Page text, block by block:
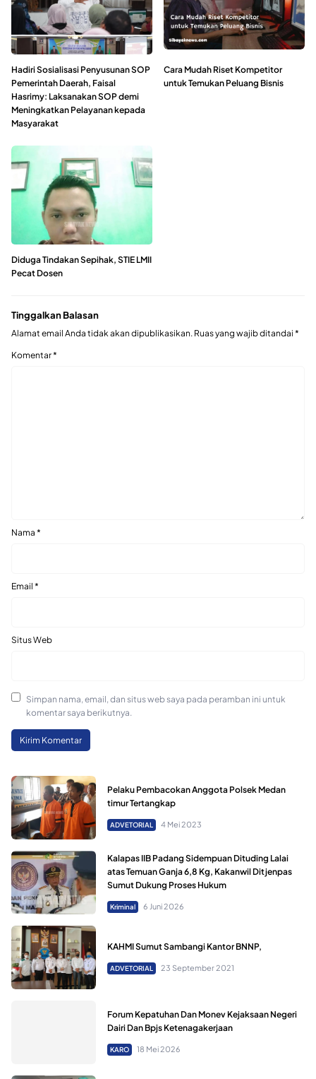
Hadiri Sosialisasi Penyusunan SOP
Pemerintah Daerah, Faisal
Hasrimy: Laksanakan SOP demi
Meningkatkan Pelayanan kepada
Masyarakat
Cara Mudah Riset Kompetitor
untuk Temukan Peluang Bisnis
Diduga Tindakan Sepihak, STIE LMII
Pecat Dosen
Tinggalkan Balasan
Alamat email Anda tidak akan dipublikasikan. Ruas yang wajib ditandai *
Komentar*
Nama *
Email *
Situs Web
Simpan nama, email, dan situs web saya pada peramban ini untuk
komentar saya berikutnya.
Pelaku Pembacokan Anggota Polsek Medan
timur Tertangkap
ADVETORIAL 4 Mei 2023
Kalapas IIB Padang Sidempuan Dituding Lalai
atas Temuan Ganja 6,8 Kg, Kakanwil Ditjenpas
Sumut Dukung Proses Hukum
Kriminal 6 Juni 2026
KAHMI Sumut Sambangi Kantor BNNP,
ADVETORIAL 23 September 2021
Forum Kepatuhan Dan Monev Kejaksaan Negeri
Dairi Dan Bpjs Ketenagakerjaan
KARO 18 Mei 2026